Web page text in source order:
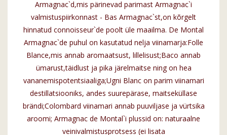
Armagnac`d,mis pärinevad parimast Armagnac`i
valmistuspiirkonnast - Bas Armagnac`st,on kõrgelt
hinnatud connoisseur`de poolt üle maailma. De Montal
Armagnac`de puhul on kasutatud nelja viinamarja:Folle
Blance,mis annab aromaatsust, lillelisust;Baco annab
ümarust,täidlust ja pika järelmaitse ning on hea
vananemispotentsiaaliga;Ugni Blanc on parim viinamari
destillatsiooniks, andes suurepärase, maitseküllase
brändi;Colombard viinamari annab puuviljase ja vürtsika
aroomi; Armagnac de Montal`i plussid on: naturaalne
veinivalmistusprotsess (ei lisata